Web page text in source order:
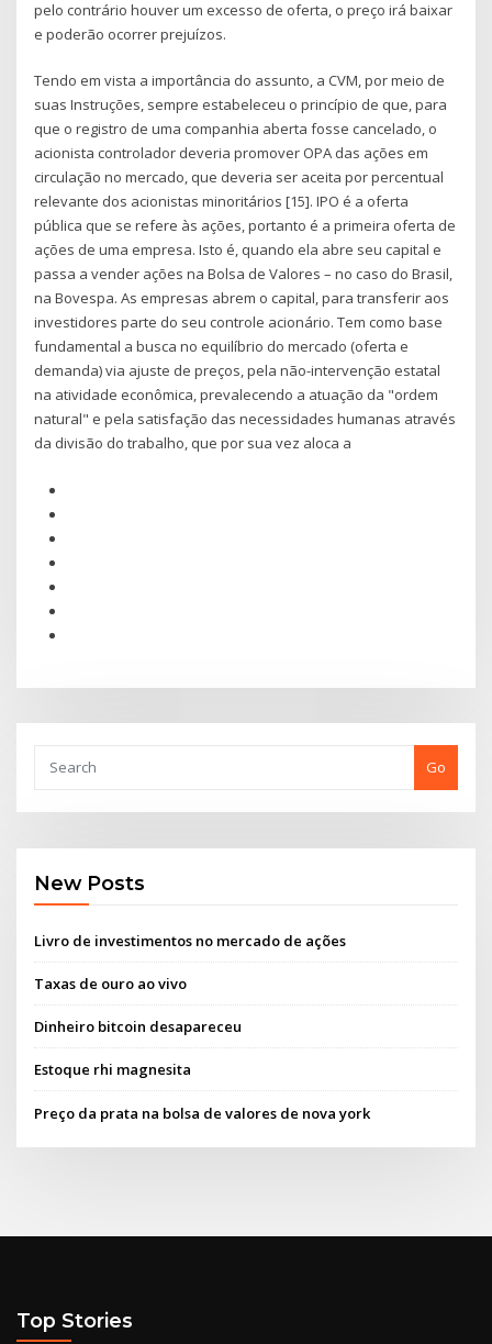
pelo contrário houver um excesso de oferta, o preço irá baixar
e poderão ocorrer prejuízos.
Tendo em vista a importância do assunto, a CVM, por meio de
suas Instruções, sempre estabeleceu o princípio de que, para
que o registro de uma companhia aberta fosse cancelado, o
acionista controlador deveria promover OPA das ações em
circulação no mercado, que deveria ser aceita por percentual
relevante dos acionistas minoritários [15]. IPO é a oferta
pública que se refere às ações, portanto é a primeira oferta de
ações de uma empresa. Isto é, quando ela abre seu capital e
passa a vender ações na Bolsa de Valores – no caso do Brasil,
na Bovespa. As empresas abrem o capital, para transferir aos
investidores parte do seu controle acionário. Tem como base
fundamental a busca no equilíbrio do mercado (oferta e
demanda) via ajuste de preços, pela não-intervenção estatal
na atividade econômica, prevalecendo a atuação da "ordem
natural" e pela satisfação das necessidades humanas através
da divisão do trabalho, que por sua vez aloca a
Go
New Posts
Livro de investimentos no mercado de ações
Taxas de ouro ao vivo
Dinheiro bitcoin desapareceu
Estoque rhi magnesita
Preço da prata na bolsa de valores de nova york
Top Stories